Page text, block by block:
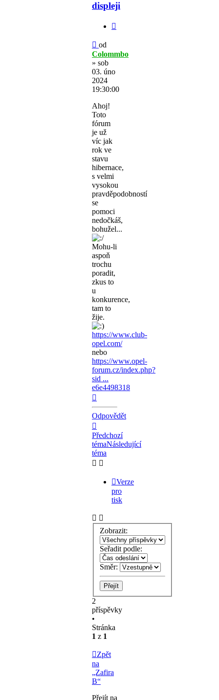
displeji
Příspěvek
od
Colommbo
» sob
03. úno
2024
19:30:00
Ahoj!
Toto
fórum
je už
víc jak
rok ve
stavu
hibernace,
s velmi
vysokou
pravděpodobností
se
pomoci
nedočkáš,
bohužel...
Mohu-li
aspoň
trochu
poradit,
zkus to
u
konkurence,
tam to
žije.
https://www.club-
opel.com/
nebo
https://www.opel-
forum.cz/index.php?
sid ...
e6e4498318
Odpovědět
Předchozí
témaNásledující
téma
Verze
pro
tisk
Zobrazit:
Seřadit podle:
Směr:
2
příspěvky
•
Stránka
1 z 1
Zpět
na
„Zafira
B“
Přejít na